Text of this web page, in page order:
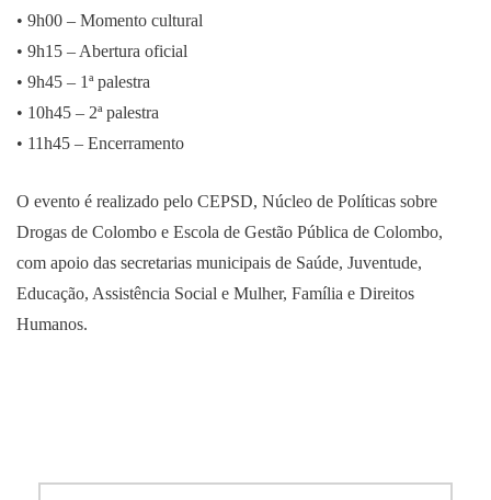
• 9h00 – Momento cultural
• 9h15 – Abertura oficial
• 9h45 – 1ª palestra
• 10h45 – 2ª palestra
• 11h45 – Encerramento
O evento é realizado pelo CEPSD, Núcleo de Políticas sobre
Drogas de Colombo e Escola de Gestão Pública de Colombo,
com apoio das secretarias municipais de Saúde, Juventude,
Educação, Assistência Social e Mulher, Família e Direitos
Humanos.